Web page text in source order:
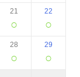
21
○
22
○
28
○
29
○